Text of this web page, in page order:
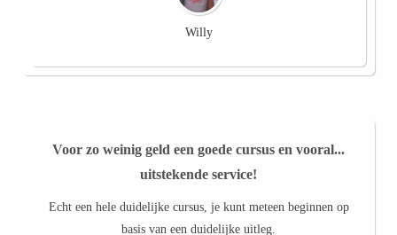
Willy
Voor zo weinig geld een goede cursus en vooral...
uitstekende service!
Echt een hele duidelijke cursus, je kunt meteen beginnen op
basis van een duidelijke uitleg.